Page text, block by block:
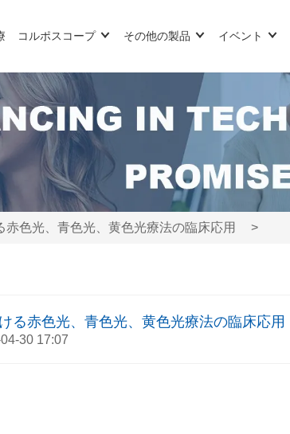
コルポスコープ その他の製品 イベント
色光、青色光、黄色光療法の臨床応用 >
る赤色光、青色光、黄色光療法の臨床応用
30 17:07